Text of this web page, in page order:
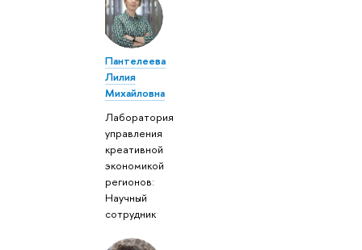
Пантелеева
Лилия
Михайловна
Лаборатория
управления
креативной
экономикой
регионов:
Научный
сотрудник